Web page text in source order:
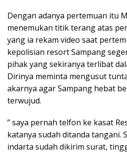
Dengan adanya pertemuan itu
menemukan titik terang atas
yang ia rekam video saat
kepolisian resort Sampang
pihak yang sekiranya terlibat
Dirinya meminta mengusut
akarnya agar Sampang hebat
terwujud.
” saya pernah telfon ke kasat
katanya sudah ditanda tangani.
indarta sudah dikirim surat,